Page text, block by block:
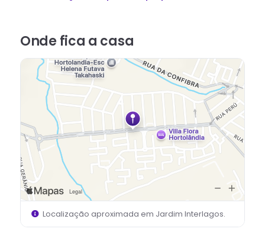
Onde fica a casa
Localização aproximada em Jardim Interlagos.